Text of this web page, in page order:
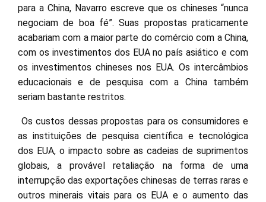
para a China, Navarro escreve que os chineses “nunca
negociam de boa fé”. Suas propostas praticamente
acabariam com a maior parte do comércio com a China,
com os investimentos dos EUA no país asiático e com
os investimentos chineses nos EUA. Os intercâmbios
educacionais e de pesquisa com a China também
seriam bastante restritos.
Os custos dessas propostas para os consumidores e
as instituições de pesquisa científica e tecnológica
dos EUA, o impacto sobre as cadeias de suprimentos
globais, a provável retaliação na forma de uma
interrupção das exportações chinesas de terras raras e
outros minerais vitais para os EUA e o aumento das